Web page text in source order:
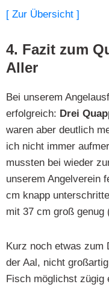
[ Zur Übersicht ]
4. Fazit zum
Aller
Bei unserem
erfolgreich: Drei
waren aber deutlich
ich nicht immer
mussten bei wieder
unserem Angelverein
cm knapp
mit 37 cm groß genug
Kurz noch etwas zum
der Aal, nicht
Fisch möglichst zügig